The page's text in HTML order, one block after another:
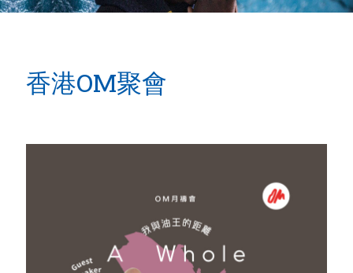
香港OM聚會